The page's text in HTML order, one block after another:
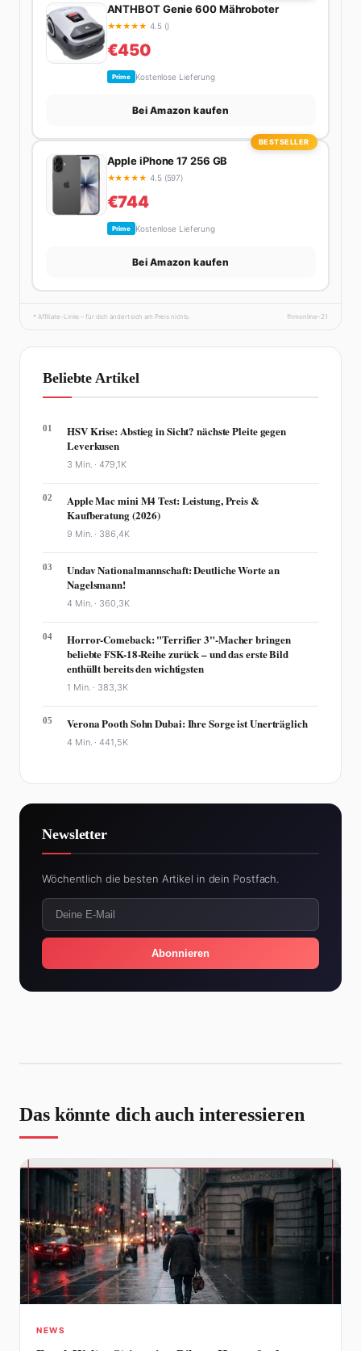
ANTHBOT Genie 600 Mähroboter
★★★★★ 4.5 ()
€450
Prime Kostenlose Lieferung
Bei Amazon kaufen
BESTSELLER
Apple iPhone 17 256 GB
★★★★★ 4.5 (597)
€744
Prime Kostenlose Lieferung
Bei Amazon kaufen
* Affiliate-Links – für dich ändert sich am Preis nichts. fhmonline-21
Beliebte Artikel
01
HSV Krise: Abstieg in Sicht? nächste Pleite gegen
Leverkusen
3 Min. ·479,1K
02
Apple Mac mini M4 Test: Leistung, Preis &
Kaufberatung (2026)
9 Min. · 386,4K
03
Undav Nationalmannschaft: Deutliche Worte an
Nagelsmann!
4 Min. · 360,3K
04
Horror-Comeback: "Terrifier 3"-Macher bringen
beliebte FSK-18-Reihe zurück – und das erste Bild
enthüllt bereits den wichtigsten
1 Min. · 383,3K
05 Verona Pooth Sohn Dubai: Ihre Sorge ist Unerträglich
4 Min. ·441,5K
Newsletter
Wöchentlich die besten Artikel in dein Postfach.
Abonnieren
Das könnte dich auch interessieren
NEWS